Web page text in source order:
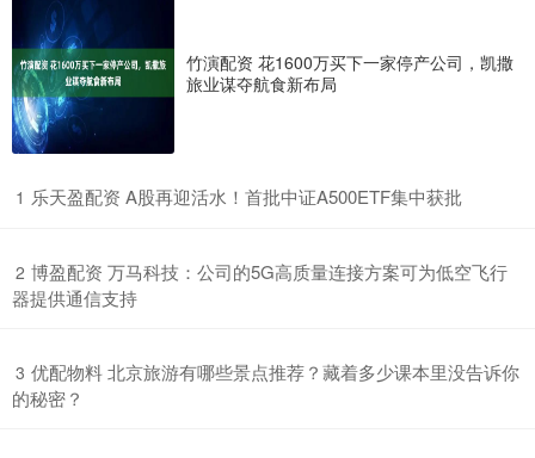
竹演配资 花1600万买下一家停产公司，凯撒
旅业谋夺航食新布局
1 ​乐天盈配资 A股再迎活水！首批中证A500ETF集中获批
2 ​博盈配资 万马科技：公司的5G高质量连接方案可为低空飞行
器提供通信支持
3 ​优配物料 北京旅游有哪些景点推荐？藏着多少课本里没告诉你
的秘密？